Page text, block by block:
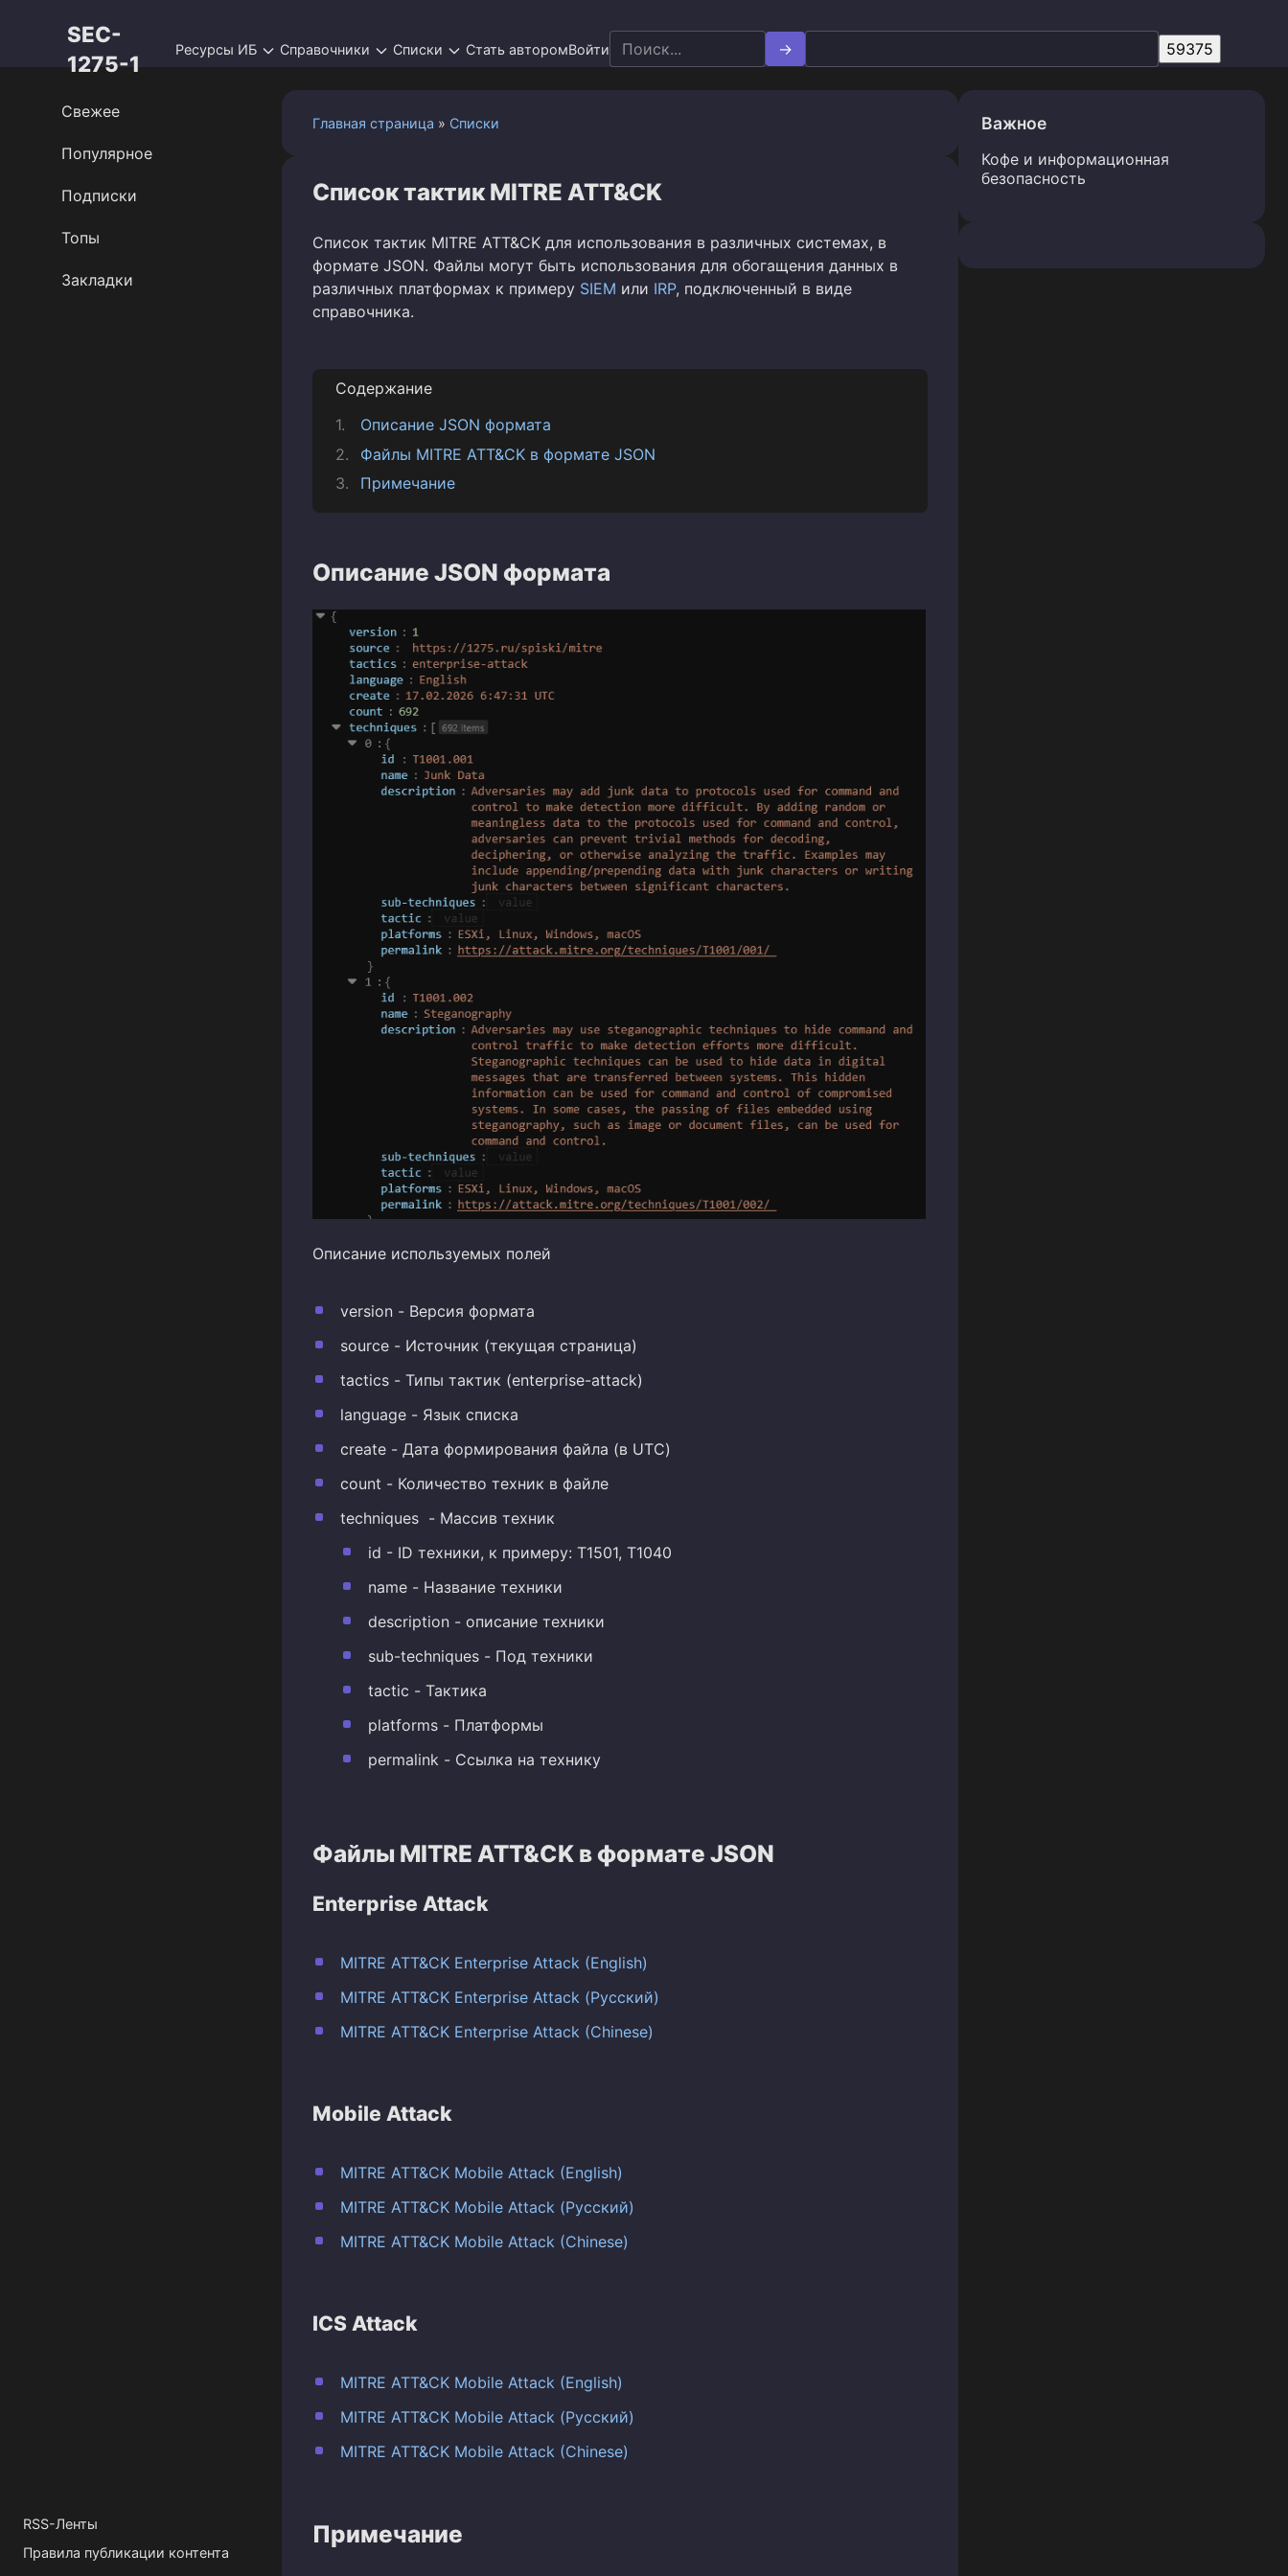
SEC-
1275-1
Ресурсы ИБ Справочники Списки Стать авторомВойти Search
for:
Главная страница » Списки
Список тактик MITRE ATT&CK
Список тактик MITRE ATT&CK для использования в различных системах, в
формате JSON. Файлы могут быть использования для обогащения данных в
различных платформах к примеру SIEM или IRP, подключенный в виде
справочника.
Содержание
Описание JSON формата
Файлы MITRE ATT&CK в формате JSON
Примечание
Описание JSON формата
Описание используемых полей
version - Версия формата
source - Источник (текущая страница)
tactics - Типы тактик (enterprise-attack)
language - Язык списка
create - Дата формирования файла (в UTC)
count - Количество техник в файле
techniques - Массив техник
id - ID техники, к примеру: T1501, T1040
name - Название техники
description - описание техники
sub-techniques - Под техники
tactic - Тактика
platforms - Платформы
permalink - Ссылка на технику
Файлы MITRE ATT&CK в формате JSON
Enterprise Attack
MITRE ATT&CK Enterprise Attack (English)
MITRE ATT&CK Enterprise Attack (Русский)
MITRE ATT&CK Enterprise Attack (Chinese)
Mobile Attack
MITRE ATT&CK Mobile Attack (English)
MITRE ATT&CK Mobile Attack (Русский)
MITRE ATT&CK Mobile Attack (Chinese)
ICS Attack
MITRE ATT&CK Mobile Attack (English)
MITRE ATT&CK Mobile Attack (Русский)
MITRE ATT&CK Mobile Attack (Chinese)
Примечание
Свежее
Популярное
Подписки
Топы
Закладки
RSS-Ленты
Правила публикации контента
Важное
Кофе и информационная
безопасность